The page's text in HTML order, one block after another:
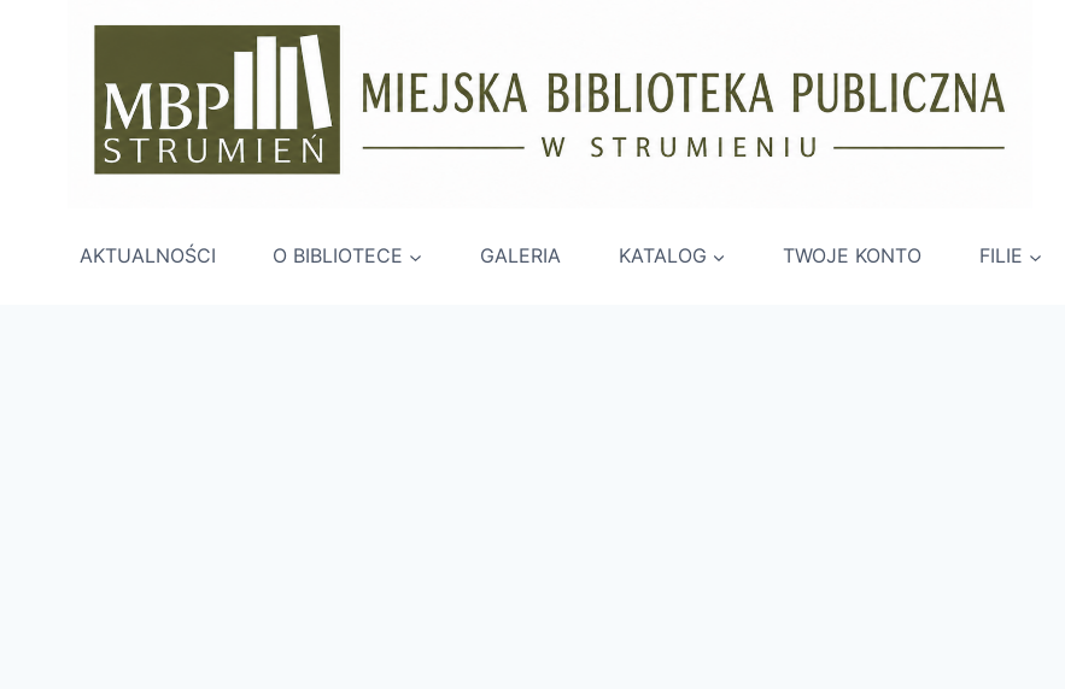
AKTUALNOŚCI O BIBLIOTECE GALERIA KATALOG TWOJE KONTO FILIE